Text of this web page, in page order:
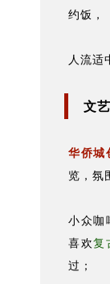
约饭，
人流适
文
华侨城
览，氛
小众咖
喜欢复
过；